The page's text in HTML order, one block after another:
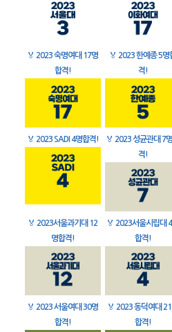
🏅 2023 숙명여대 17명
합격!
🏅 2023 한예종 5명
격!
🏅 2023 SADI 4명합격! 🏅 2023 성균관대 7
격!
🏅 2023서울과기대 12
명합격!
🏅 2023서울시립대
합격!
🏅 2023 서울여대 30명
합격!
🏅 2023 동덕여대
합격!